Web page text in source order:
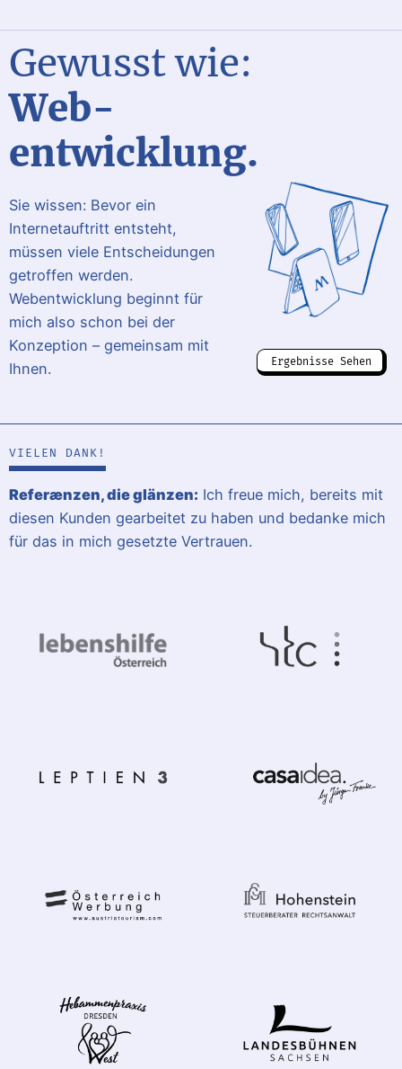
Gewusst wie:
Web­
entwicklung.
Sie wissen: Bevor ein
Internetauftritt entsteht,
müssen viele Entscheidungen
getroffen werden.
Webentwicklung beginnt für
mich also schon bei der
Konzeption – gemeinsam mit
Ihnen.
Ergebnisse Sehen
VIELEN DANK!
Referænzen, die glänzen: Ich freue mich, bereits mit
diesen Kunden gearbeitet zu haben und bedanke mich
für das in mich gesetzte Vertrauen.